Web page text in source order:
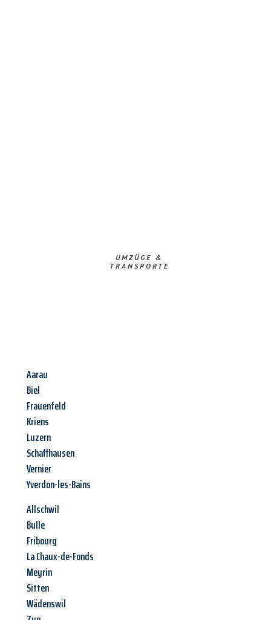
UMZÜGE &
TRANSPORTE
Aarau
Biel
Frauenfeld
Kriens
Luzern
Schaffhausen
Vernier
Yverdon-les-Bains
Allschwil
Bulle
Fribourg
La Chaux-de-Fonds
Meyrin
Sitten
Wädenswil